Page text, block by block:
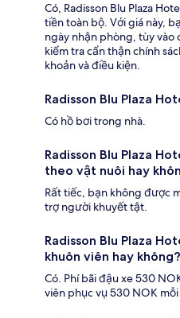
Có, Radisson Blu Plaza
tiền toàn bộ. Với giá này,
ngày nhận phòng, tùy vào
kiểm tra cẩn thận chính
khoản và điều kiện.
Radisson Blu Plaza
Có hồ bơi trong nhà.
Radisson Blu Plaza
theo vật nuôi hay
Rất tiếc, bạn không được
trợ người khuyết tật.
Radisson Blu Plaza
khuôn viên hay không?
Có. Phí bãi đậu xe 530
viên phục vụ 530 NOK